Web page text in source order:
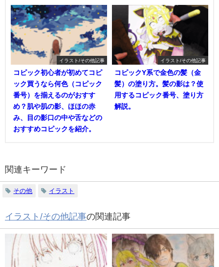
イラスト/その他記事
コピック初心者が初めてコピ
ック買うなら何色（コピック
番号）を揃えるのがおすす
め？肌や肌の影、ほほの赤
み、目の影口の中や舌などの
おすすめコピックを紹介。
イラスト/その他記事
コピックY系で金色の髪（金
髪）の塗り方。髪の影は？使
用するコピック番号、塗り方
解説。
関連キーワード
その他 イラスト
イラスト/その他記事の関連記事